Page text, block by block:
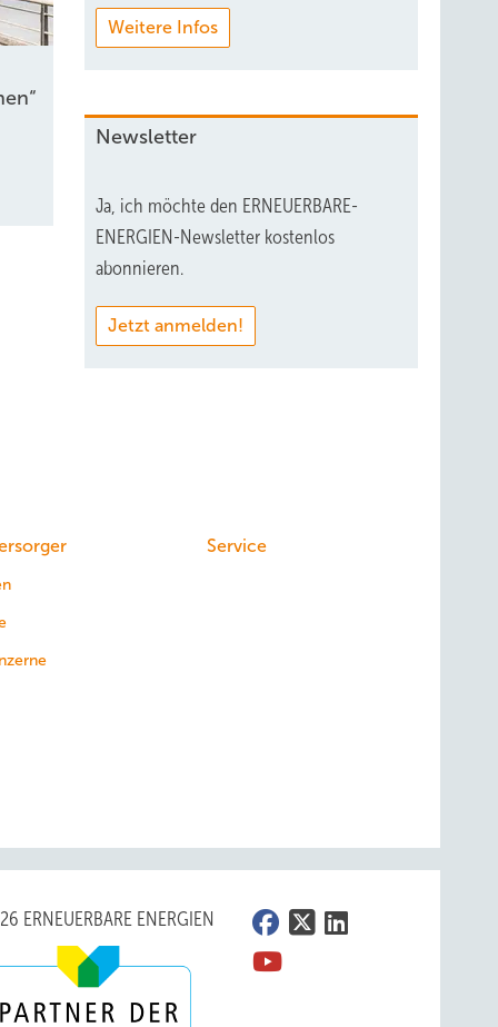
die
sie
Weitere Infos
Newsletter
Ja, ich möchte den ERNEUERBARE-
ENERGIEN-Newsletter kostenlos
abonnieren.
Jetzt anmelden!
Service
ERNEUERBARE ENERGIEN